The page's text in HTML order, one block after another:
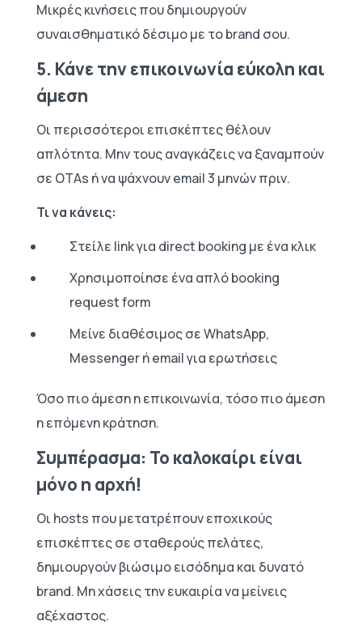
Μικρές κινήσεις που δημιουργούν
συναισθηματικό δέσιμο με το brand σου.
5. Κάνε την επικοινωνία εύκολη και
άμεση
Οι περισσότεροι επισκέπτες θέλουν
απλότητα. Μην τους αναγκάζεις να ξαναμπούν
σε OTAs ή να ψάχνουν email 3 μηνών πριν.
Τι να κάνεις:
Στείλε link για direct booking με ένα κλικ
Χρησιμοποίησε ένα απλό booking
request form
Μείνε διαθέσιμος σε WhatsApp,
Messenger ή email για ερωτήσεις
Όσο πιο άμεση η επικοινωνία, τόσο πιο άμεση
η επόμενη κράτηση.
Συμπέρασμα: Το καλοκαίρι είναι
μόνο η αρχή!
Οι hosts που μετατρέπουν εποχικούς
επισκέπτες σε σταθερούς πελάτες,
δημιουργούν βιώσιμο εισόδημα και δυνατό
brand. Μη χάσεις την ευκαιρία να μείνεις
αξέχαστος.